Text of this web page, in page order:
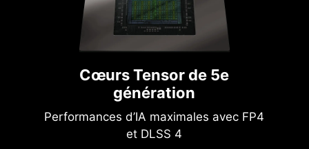
Cœurs Tensor de 5e
génération
Performances d’IA maximales avec FP4
et DLSS 4